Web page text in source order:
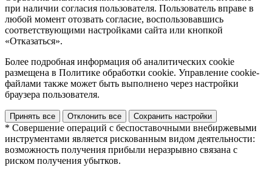
при наличии согласия пользователя. Пользователь вправе в
любой момент отозвать согласие, воспользовавшись
соответствующими настройками сайта или кнопкой
«Отказаться».
Более подробная информация об аналитических cookie
размещена в Политике обработки cookie. Управление cookie-
файлами также может быть выполнено через настройки
браузера пользователя.
Принять все Отклонить все Сохранить настройки
* Совершение операций с беспоставочными внебиржевыми
инструментами является рискованным видом деятельности:
возможность получения прибыли неразрывно связана с
риском получения убытков.